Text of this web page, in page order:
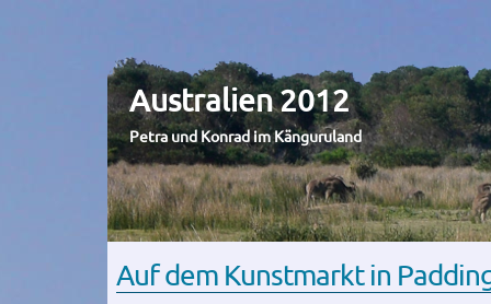
Australien 2012
Petra und Konrad im Känguruland
Auf dem Kunstmarkt in